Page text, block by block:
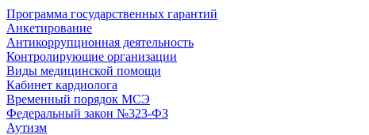
Программа государственных гарантий
Анкетирование
Антикоррупционная деятельность
Контролирующие организации
Виды медицинской помощи
Кабинет кардиолога
Временный порядок МСЭ
Федеральный закон №323-ФЗ
Аутизм